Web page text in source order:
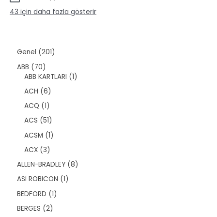
n
ü
r
43 için daha fazla gösterir
Genel 2012
ü
ABB 707
0
ü
r
ü
n
ABB KARTLARI 11
ACH 66
ü
r
ü
n
ACQ 11
ü
r
ü
n
ACS 515
ü
r
n
ACSM 11
ü
ACX 33
r
ü
n
ALLEN-BRADLEY 88
ASI ROBICON 11
BEDFORD 11
BERGES 22